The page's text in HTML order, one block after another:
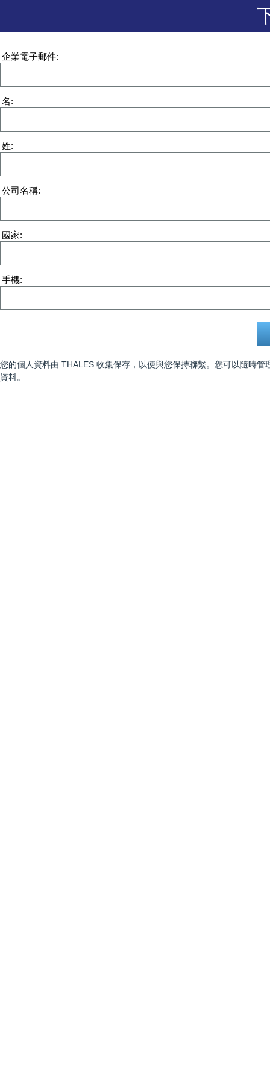
企業電子郵件
名
姓
公司名稱
國家
手機
您的個人資料由 THALES 收集保存，以便與您保持聯繫。您可以隨時
資料。